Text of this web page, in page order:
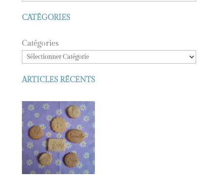
CATÉGORIES
Catégories
ARTICLES RÉCENTS